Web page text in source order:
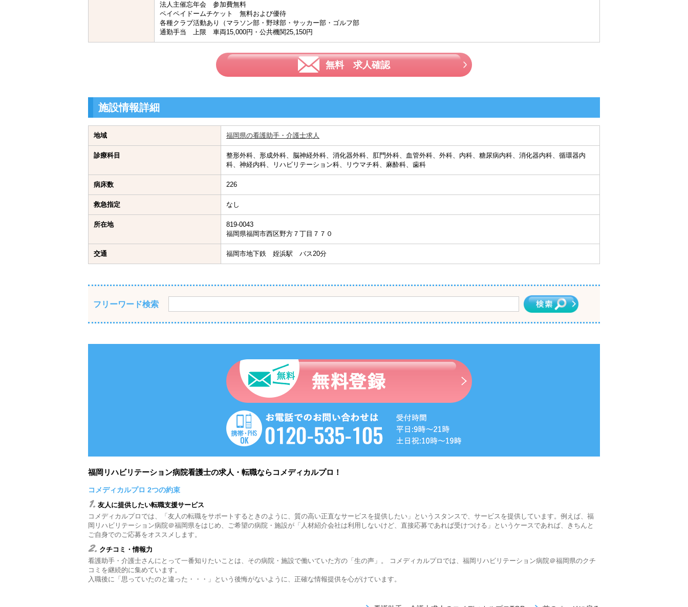
法人主催忘年会 参加費無料
ペイペイドームチケット 無料および優待
各種クラブ活動あり（マラソン部・野球部・サッカー部・ゴルフ部
通勤手当 上限 車両15,000円・公共機関25,150円
無料 求人確認
施設情報詳細
地域 福岡県の看護助手・介護士求人
診療科目
整形外科、形成外科、脳神経外科、消化器外科、肛門外科、血管外科、外科、内科、糖尿病内科、消化器内科、循環器内
科、神経内科、リハビリテーション科、リウマチ科、麻酔科、歯科
病床数 226
救急指定 なし
所在地
819-0043
福岡県福岡市西区野方７丁目７７０
交通 福岡市地下鉄 姪浜駅 バス20分
フリーワード検索
福岡リハビリテーション病院看護士の求人・転職ならコメディカルプロ！
コメディカルプロ 2つの約束
1. 友人に提供したい転職支援サービス
コメディカルプロでは、「友人の転職をサポートするときのように、質の高い正直なサービスを提供したい」というスタンスで、サービスを提供しています。例えば、福
岡リハビリテーション病院＠福岡県をはじめ、ご希望の病院・施設が「人材紹介会社は利用しないけど、直接応募であれば受けつける」というケースであれば、きちんと
ご自身でのご応募をオススメします。
2. クチコミ・情報力
看護助手・介護士さんにとって一番知りたいことは、その病院・施設で働いていた方の「生の声」。 コメディカルプロでは、福岡リハビリテーション病院＠福岡県のクチ
コミを継続的に集めています。
入職後に「思っていたのと違った・・・」という後悔がないように、正確な情報提供を心がけています。